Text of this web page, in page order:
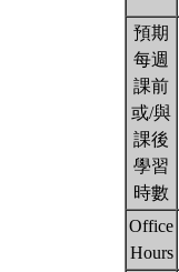
預期
每週
課前
或/與
課後
學習
時數
Office
Hours